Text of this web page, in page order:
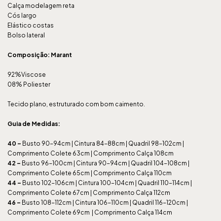
Calça modelagem reta
Cós largo
Elástico costas
Bolso lateral
Composição: Marant
92%Viscose
08% Poliester
Tecido plano, estruturado com bom caimento.
Guia de Medidas:
40 – Busto 90-94cm | Cintura 84-88cm | Quadril 98-102cm |
Comprimento Colete 63cm | Comprimento Calça 108cm
42 – Busto 96-100cm | Cintura 90-94cm | Quadril 104-108cm |
Comprimento Colete 65cm | Comprimento Calça 110cm
44 – Busto 102-106cm | Cintura 100-104cm | Quadril 110-114cm |
Comprimento Colete 67cm | Comprimento Calça 112cm
46 – Busto 108-112cm | Cintura 106-110cm | Quadril 116-120cm |
Comprimento Colete 69cm | Comprimento Calça 114cm